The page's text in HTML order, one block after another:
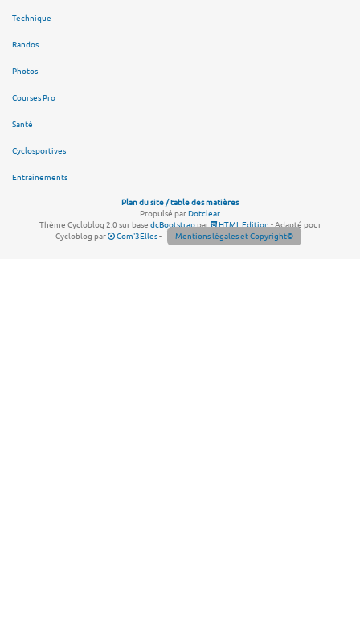
Technique
Randos
Photos
Courses Pro
Santé
Cyclosportives
Entraînements
Plan du site / table des matières
Propulsé parDotclear
Thème Cycloblog 2.0 sur base dcBootstrappar HTML Edition- Adapté pour
Cycloblog par
Com'3Elles- Mentions légales et Copyright©